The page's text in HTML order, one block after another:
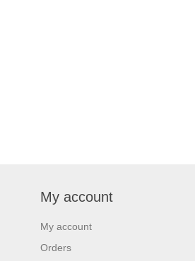
My account
My account
Orders